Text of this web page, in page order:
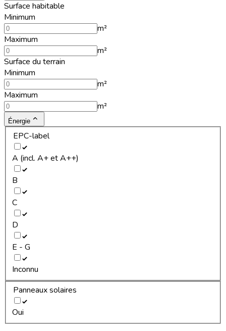
Surface habitable
Minimum
m²
Maximum
m²
Surface du terrain
Minimum
m²
Maximum
m²
Énergie
EPC-label
A (incl. A+ et A++)
B
C
D
E - G
Inconnu
Panneaux solaires
Oui